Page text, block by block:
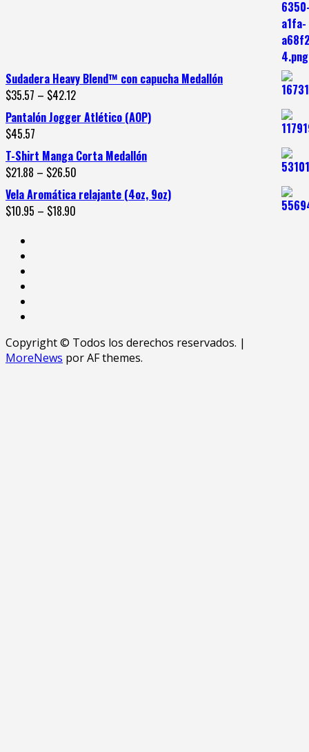
Sudadera Heavy Blend™ con capucha Medallón
$35.57 – $42.12
Pantalón Jogger Atlético (AOP)
$45.57
T-Shirt Manga Corta Medallón
$21.88 – $26.50
Vela Aromática relajante (4oz, 9oz)
$10.95 – $18.90
Copyright © Todos los derechos reservados. |
MoreNews por AF themes.